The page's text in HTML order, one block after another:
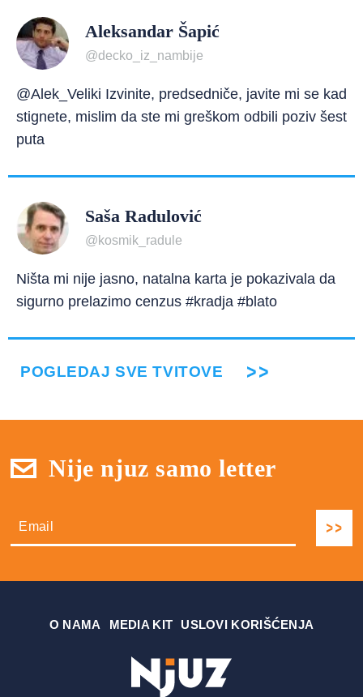
Aleksandar Šapić
@decko_iz_nambije
@Alek_Veliki Izvinite, predsedniče, javite mi se kad
stignete, mislim da ste mi greškom odbili poziv šest
puta
Saša Radulović
@kosmik_radule
Ništa mi nije jasno, natalna karta je pokazivala da
sigurno prelazimo cenzus #kradja #blato
POGLEDAJ SVE TVITOVE
Nije njuz samo letter
О NAMA MEDIA KIT USLOVI KORIŠĆENJA